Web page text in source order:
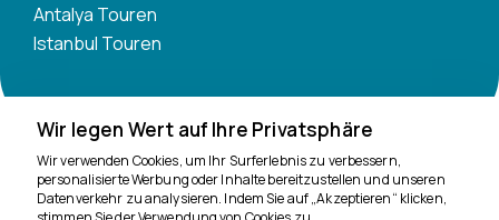
Antalya Touren
Istanbul Touren
Wir legen Wert auf Ihre Privatsphäre
Wir verwenden Cookies, um Ihr Surferlebnis zu verbessern,
personalisierte Werbung oder Inhalte bereitzustellen und unseren
Datenverkehr zu analysieren. Indem Sie auf „Akzeptieren“ klicken,
Wir sind für Sie da